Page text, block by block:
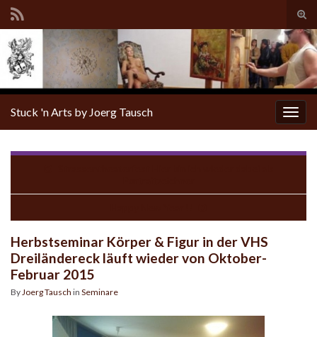
Stuck 'n Arts by Joerg Tausch
Herbstseminar Körper & Figur in der VHS
Dreiländereck läuft wieder von Oktober-
Februar 2015
ByJoerg Tausch in Seminare